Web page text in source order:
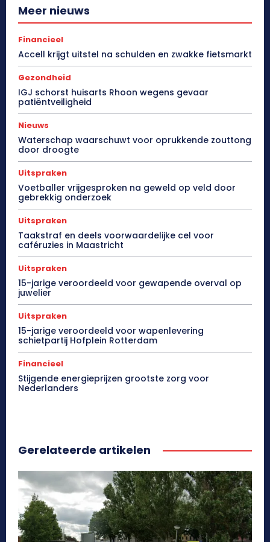
Meer nieuws
Financieel
Accell krijgt uitstel na schulden en zwakke fietsmarkt
Gezondheid
IGJ schorst huisarts Rhoon wegens gevaar
patiëntveiligheid
Nieuws
Waterschap waarschuwt voor oprukkende zouttong
door droogte
Uitspraken
Voetballer vrijgesproken na geweld op veld door
gebrekkig onderzoek
Uitspraken
Taakstraf en deels voorwaardelijke cel voor
caféruzies in Maastricht
Uitspraken
15-jarige veroordeeld voor gewapende overval op
juwelier
Uitspraken
15-jarige veroordeeld voor wapenlevering
schietpartij Hofplein Rotterdam
Financieel
Stijgende energieprijzen grootste zorg voor
Nederlanders
Gerelateerde artikelen